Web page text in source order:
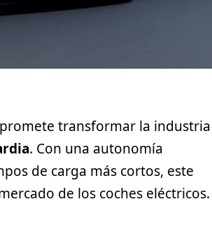
transformar la industria
. Con una autonomía
de carga más cortos, este
de los coches eléctricos.